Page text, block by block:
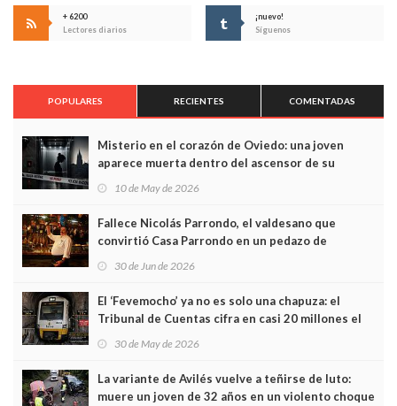
+ 6200
Lectores diarios
¡nuevo!
Síguenos
POPULARES RECIENTES COMENTADAS
Misterio en el corazón de Oviedo: una joven
aparece muerta dentro del ascensor de su
edificio y las cámaras captan sus últimos minutos
10 de May de 2026
Fallece Nicolás Parrondo, el valdesano que
convirtió Casa Parrondo en un pedazo de
Asturias en Madrid
30 de Jun de 2026
El ‘Fevemocho’ ya no es solo una chapuza: el
Tribunal de Cuentas cifra en casi 20 millones el
sobrecoste de los trenes que no cabían por los
30 de May de 2026
La variante de Avilés vuelve a teñirse de luto:
muere un joven de 32 años en un violento choque